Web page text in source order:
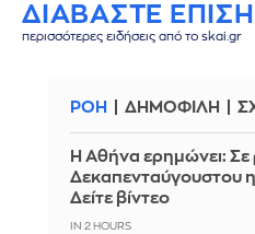
ΔΙΑΒΑΣΤΕ
περισσότερες ειδήσεις από το skai.gr
ΡΟΗ ΔΗΜΟΦΙΛΗ
Η Αθήνα ερημώνει:
Δεκαπενταύγουστου
Δείτε βίντεο
IN 2 HOURS